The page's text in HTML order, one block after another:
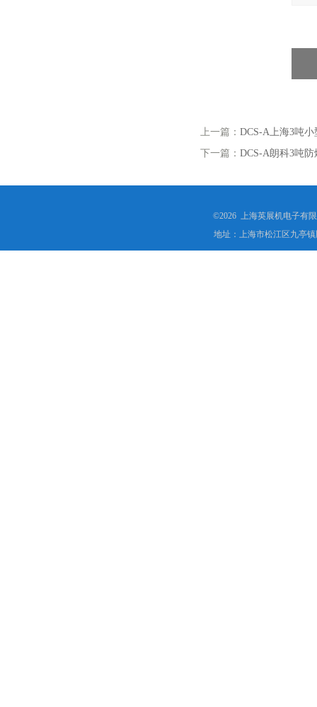
上一篇： DCS-A上海3吨
下一篇： DCS-A朗科3吨
©2026 上海英展机电子有
地址：上海市松江区九亭镇